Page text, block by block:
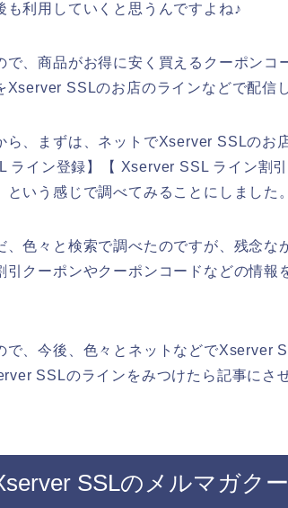
も利用していくと思うんですよね♪
で、商品がお得に安く買えるクーポン
Xserver SSLのお店のラインなどで配信
ら、まずは、ネットでXserver SSLのお
ライン登録】【 Xserver SSL ライン割
という感じで調べてみることにしました。
、色々と検索で調べたのですが、残念
引クーポンやクーポンコードなどの情報
で、今後、色々とネットなどでXserver
SSLのラインをみつけたら記事にさ
SSLのメルマガク